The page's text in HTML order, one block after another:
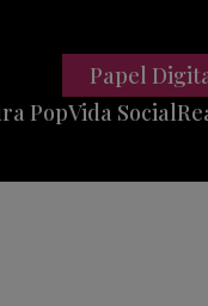
PopVida Social
Papel